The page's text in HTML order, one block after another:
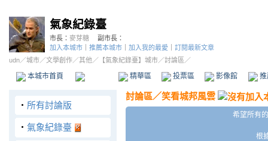
氣象紀錄臺
市長： 麥芽糖
副市長：
加入本城市
推薦本城市 加入我的最愛
訂閱最新文章
udn／城市／文學創作／其他 ／ 【氣象紀錄臺】城市／討論區／
本城市首頁 精華區 投票區 影像館
‧ 所有討論版
‧ 氣象紀錄臺
討論區／笑看城邦風雲
希望所有
根